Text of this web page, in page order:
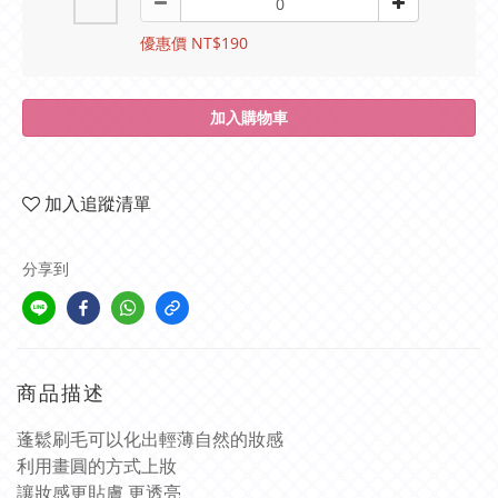
優惠價 NT$190
加入購物車
加入追蹤清單
分享到
商品描述
蓬鬆刷毛可以化出輕薄自然的妝感
利用畫圓的方式上妝
讓妝感更貼膚 更透亮